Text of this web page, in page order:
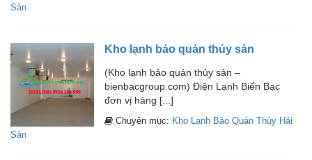
Sản
Kho lạnh bảo quản thủy sản
(Kho lạnh bảo quản thủy sản –
bienbacgroup.com) Điện Lạnh Biển Bạc
đơn vị hàng [...]
Chuyên mục: Kho Lạnh Bảo Quản Thủy Hải
Sản